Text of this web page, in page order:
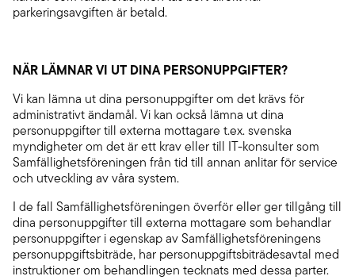
parkeringsavgiften är betald.
NÄR LÄMNAR VI UT DINA PERSONUPPGIFTER?
Vi kan lämna ut dina personuppgifter om det krävs för
administrativt ändamål. Vi kan också lämna ut dina
personuppgifter till externa mottagare t.ex. svenska
myndigheter om det är ett krav eller till IT-konsulter som
Samfällighetsföreningen från tid till annan anlitar för service
och utveckling av våra system.
I de fall Samfällighetsföreningen överför eller ger tillgång till
dina personuppgifter till externa mottagare som behandlar
personuppgifter i egenskap av Samfällighetsföreningens
personuppgiftsbiträde, har personuppgiftsbiträdesavtal med
instruktioner om behandlingen tecknats med dessa parter.